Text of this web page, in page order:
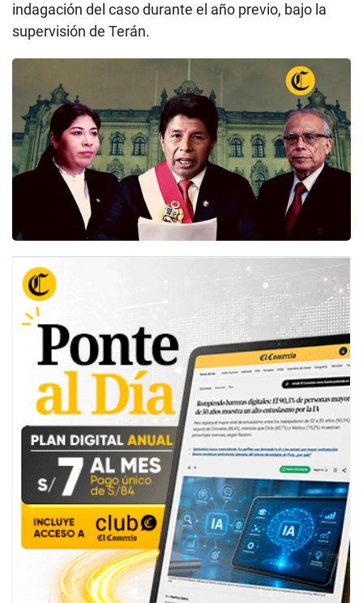
indagación del caso durante el año previo, bajo la
supervisión de Terán.